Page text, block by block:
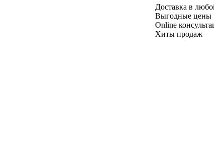
Доставка в
Выгодные цены
Online
Хиты продаж